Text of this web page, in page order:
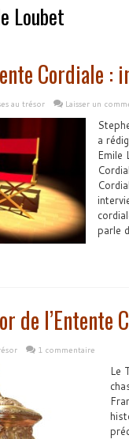
Loubet
Cordiale
au trésor Laisser un
a
Emile
parle
de l’Entente
1 commentaire
Le